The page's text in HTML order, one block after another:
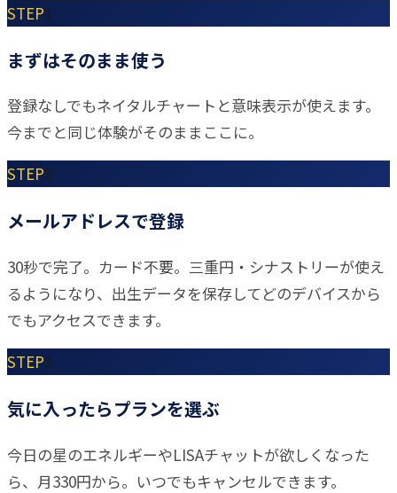
STEP1
まずはそのまま使う
登録なしでもネイタルチャートと意味表示が使えます。
今までと同じ体験がそのままここに。
STEP2
メールアドレスで登録
30秒で完了。カード不要。三重円・シナストリーが使え
るようになり、出生データを保存してどのデバイスから
でもアクセスできます。
STEP3
気に入ったらプランを選ぶ
今日の星のエネルギーやLISAチャットが欲しくなった
ら、月330円から。いつでもキャンセルできます。